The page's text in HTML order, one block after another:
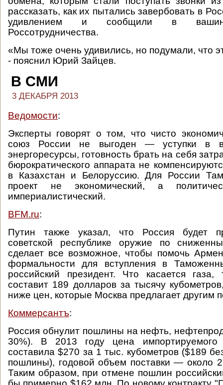
рассказать, как их пытались завербовать в
удивлением и сообщили в
Россотрудничества.
«Мы тоже очень удивились, но подумали, что
- пояснил Юрий Зайцев.
В СМИ
3 ДЕКАБРЯ 2013
Ведомости:
Эксперты говорят о том, что чисто
союз России не выгоден — уступки в
энергоресурсы, готовность брать на себя
бюрократического аппарата не
в Казахстан и Белоруссию. Для России
проект не экономический, а
империалистический.
BFM.ru:
Путин также указал, что Россия будет
советской республике оружие по
сделает все возможное, чтобы помочь
формальности для вступления в
российский президент. Что касается газа,
составит 189 долларов за тысячу
ниже цен, которые Москва предлагает другим
Коммерсантъ:
Россия обнулит пошлины на нефть,
30%). В 2013 году цена
составила $270 за 1 тыс. кубометров ($189
пошлины), годовой объем поставки — около
Таким образом, при отмене пошлин